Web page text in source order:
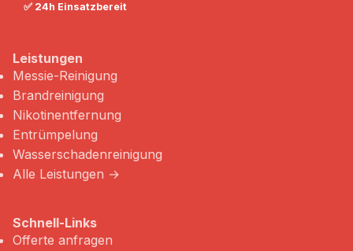
✅ 24h Einsatzbereit
Leistungen
Messie-Reinigung
Brandreinigung
Nikotinentfernung
Entrümpelung
Wasserschadenreinigung
Alle Leistungen →
Schnell-Links
Offerte anfragen